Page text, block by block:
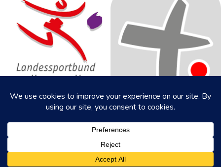
Copyright © 2026 | www.tus-hessloch.de